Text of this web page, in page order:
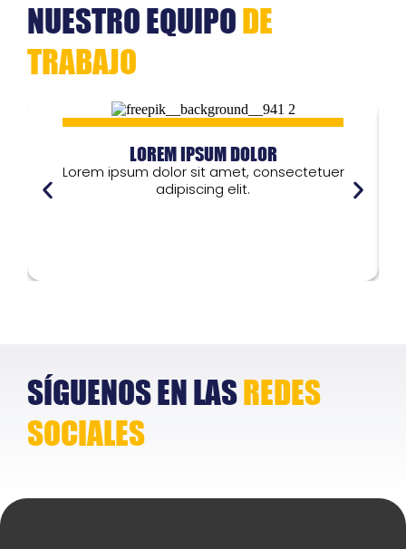
NUESTRO EQUIPODE
TRABAJO
LOREM IPSUM DOLOR
Lorem ipsum dolor sit amet, consectetuer
adipiscing elit.
SÍGUENOS EN LASREDES
SOCIALES